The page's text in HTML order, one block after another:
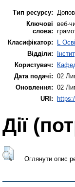
Тип ресурсу:
Ключові
слова:
веб-
Класифікатор:
L
Відділи:
Користувач:
Дата подачі: 02
Оновлення: 02
URI:
Дії
Оглянути опис